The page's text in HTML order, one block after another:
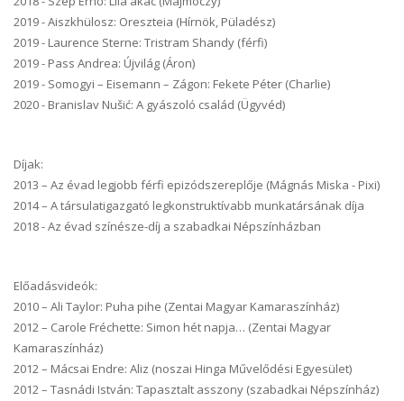
2019 - Aiszkhülosz: Oreszteia (Hírnök, Püladész)
2019 - Laurence Sterne: Tristram Shandy (férfi)
2019 - Pass Andrea: Újvilág (Áron)
2019 - Somogyi – Eisemann – Zágon: Fekete Péter (Charlie)
2020 - Branislav Nušić: A gyászoló család (Ügyvéd)
Díjak:
2013 – Az évad legjobb férfi epizódszereplője (Mágnás Miska - Pixi)
2014 – A társulatigazgató legkonstruktívabb munkatársának díja
2018 - Az évad színésze-díj a szabadkai Népszínházban
Előadásvideók:
2010 – Ali Taylor: Puha pihe (Zentai Magyar Kamaraszínház)
2012 – Carole Fréchette: Simon hét napja… (Zentai Magyar
Kamaraszínház)
2012 – Mácsai Endre: Aliz (noszai Hinga Művelődési Egyesület)
2012 – Tasnádi István: Tapasztalt asszony (szabadkai Népszínház)